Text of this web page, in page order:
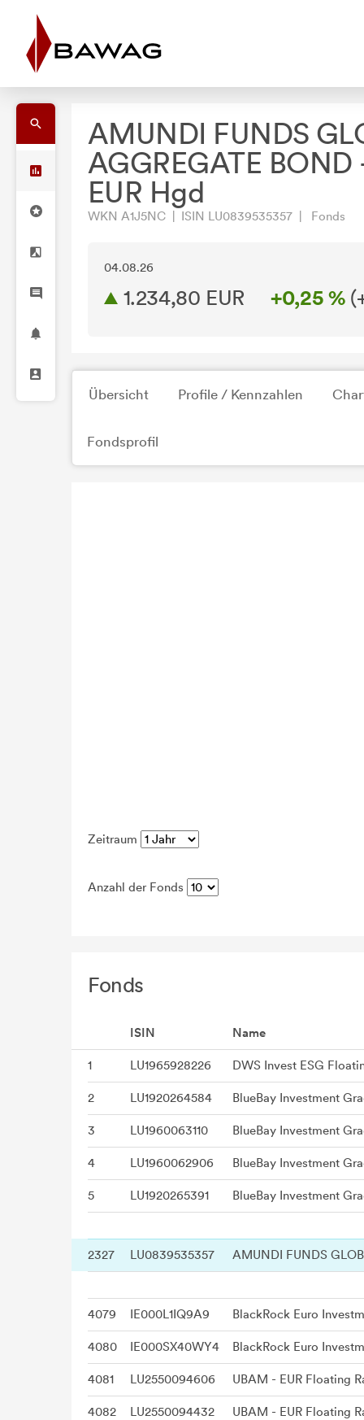
AMUNDI FUNDS
AGGREGATE BOND
EUR Hgd
WKN A1J5NC | ISIN LU0839535357 | Fonds
04.08.26
1.234,80 EUR +0,25 % (
Übersicht Profile / Kennzahlen
Fondsprofil
Zeitraum
Anzahl der Fonds
Fonds
ISIN Name
1 LU1965928226 DWS Invest ESG
2 LU1920264584
3 LU1960063110
4 LU1960062906
5 LU1920265391
2327 LU0839535357
4079 IE000L1IQ9A9
4080 IE000SX40WY4
4081 LU2550094606 UBAM - EUR Floating
4082 LU2550094432 UBAM - EUR Floating